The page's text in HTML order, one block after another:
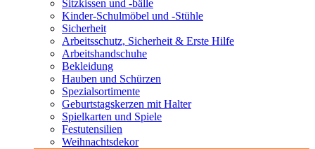
Sitzkissen und -bälle
Kinder-Schulmöbel und -Stühle
Sicherheit
Arbeitsschutz, Sicherheit & Erste Hilfe
Arbeitshandschuhe
Bekleidung
Hauben und Schürzen
Spezialsortimente
Geburtstagskerzen mit Halter
Spielkarten und Spiele
Festutensilien
Weihnachtsdekor